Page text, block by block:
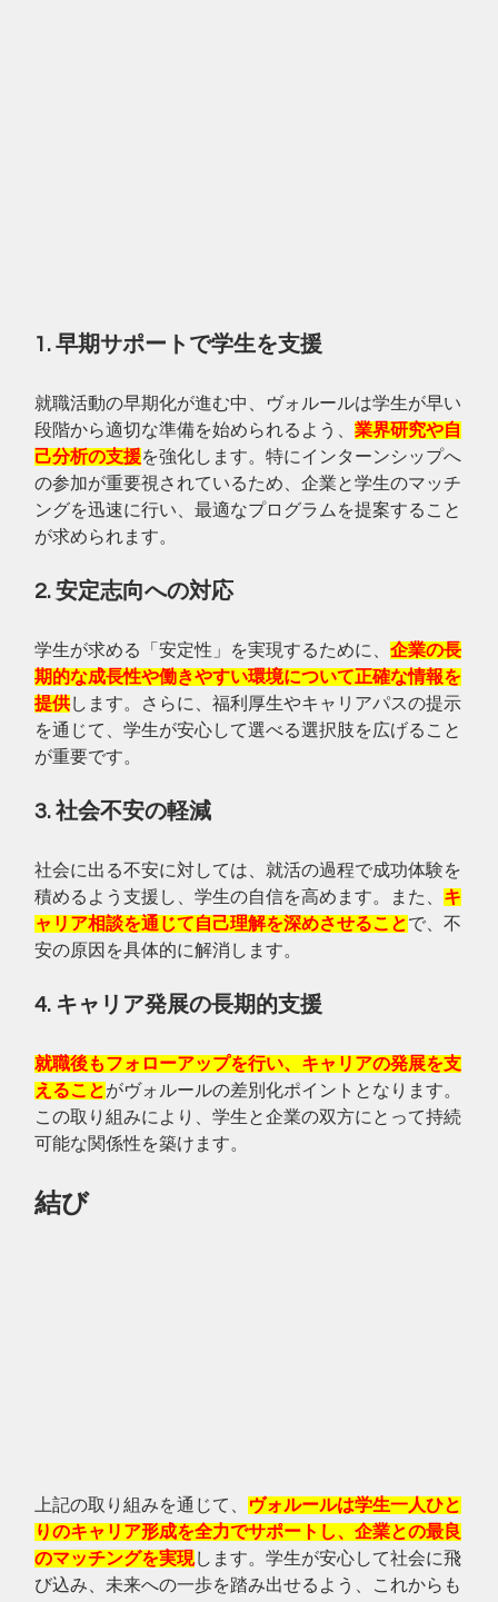
1. 早期サポートで学生を支援
就職活動の早期化が進む中、ヴォルールは学生が早い
段階から適切な準備を始められるよう、業界研究や自
己分析の支援を強化します。特にインターンシップへ
の参加が重要視されているため、企業と学生のマッチ
ングを迅速に行い、最適なプログラムを提案すること
が求められます。
2. 安定志向への対応
学生が求める「安定性」を実現するために、企業の長
期的な成長性や働きやすい環境について正確な情報を
提供します。さらに、福利厚生やキャリアパスの提示
を通じて、学生が安心して選べる選択肢を広げること
が重要です。
3. 社会不安の軽減
社会に出る不安に対しては、就活の過程で成功体験を
積めるよう支援し、学生の自信を高めます。また、 キ
ャリア相談を通じて自己理解を深めさせることで、不
安の原因を具体的に解消します。
4. キャリア発展の長期的支援
就職後もフォローアップを行い、キャリアの発展を支
えることがヴォルールの差別化ポイントとなります。
この取り組みにより、学生と企業の双方にとって持続
可能な関係性を築けます。
結び
上記の取り組みを通じて、 ヴォルールは学生一人ひと
りのキャリア形成を全力でサポートし、企業との最良
のマッチングを実現します。学生が安心して社会に飛
び込み、未来への一歩を踏み出せるよう、これからも